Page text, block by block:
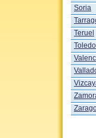
Soria
Teruel
Toledo